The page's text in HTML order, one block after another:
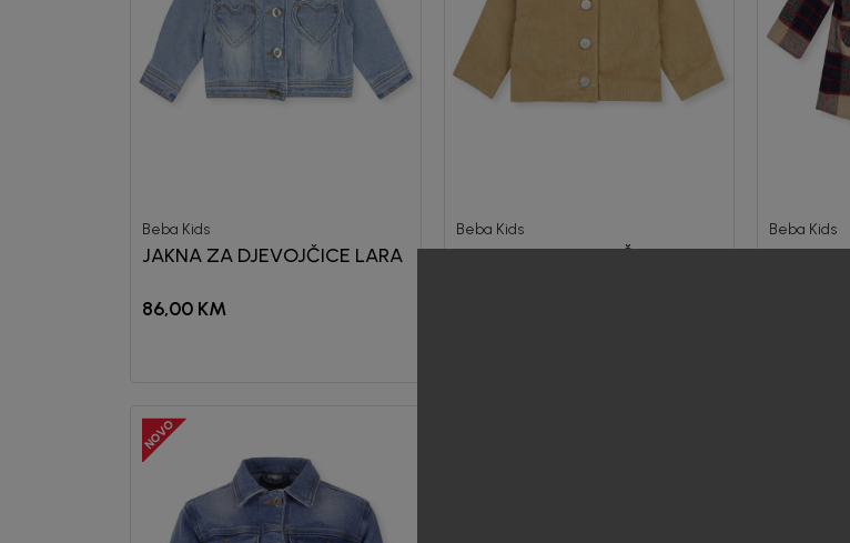
Beba Kids
JAKNA ZA DJEVOJČICE LARA
86,00 KM
Beba Kids
JAKNA ZA DJEVOJČICE NIKI
Beba Kids
JAKNA